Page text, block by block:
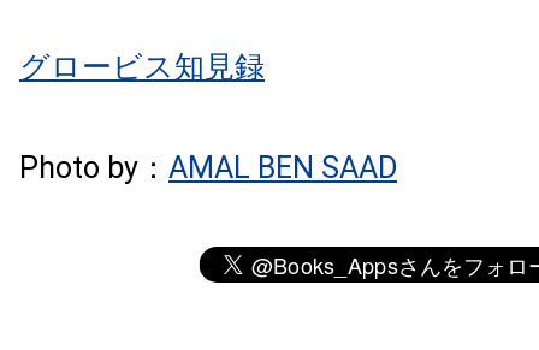
グロービス知見録
Photo by： AMAL BEN SAAD